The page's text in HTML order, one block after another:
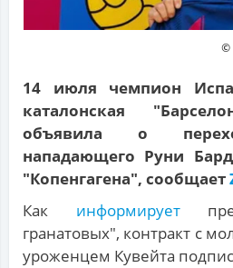
©
14 июля чемпион
каталонская
объявила о
нападающего Руни
"Копенгагена", сообщает
Как информирует
гранатовых", контракт с
уроженцем Кувейта